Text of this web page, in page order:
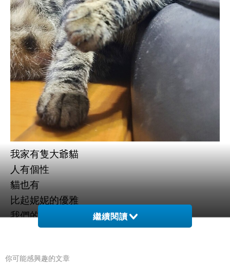
我家有隻大爺貓
人有個性
貓也有
比起妮妮的優雅
我們的朵朵可是豪邁的很
明明就是女生
繼續閱讀
你可能感興趣的文章